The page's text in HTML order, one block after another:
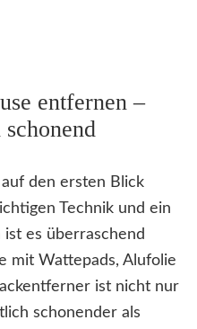
entfernen –
den ersten Blick
Technik und ein
es überraschend
mit Wattepads, Alufolie
ist nicht nur
schonender als